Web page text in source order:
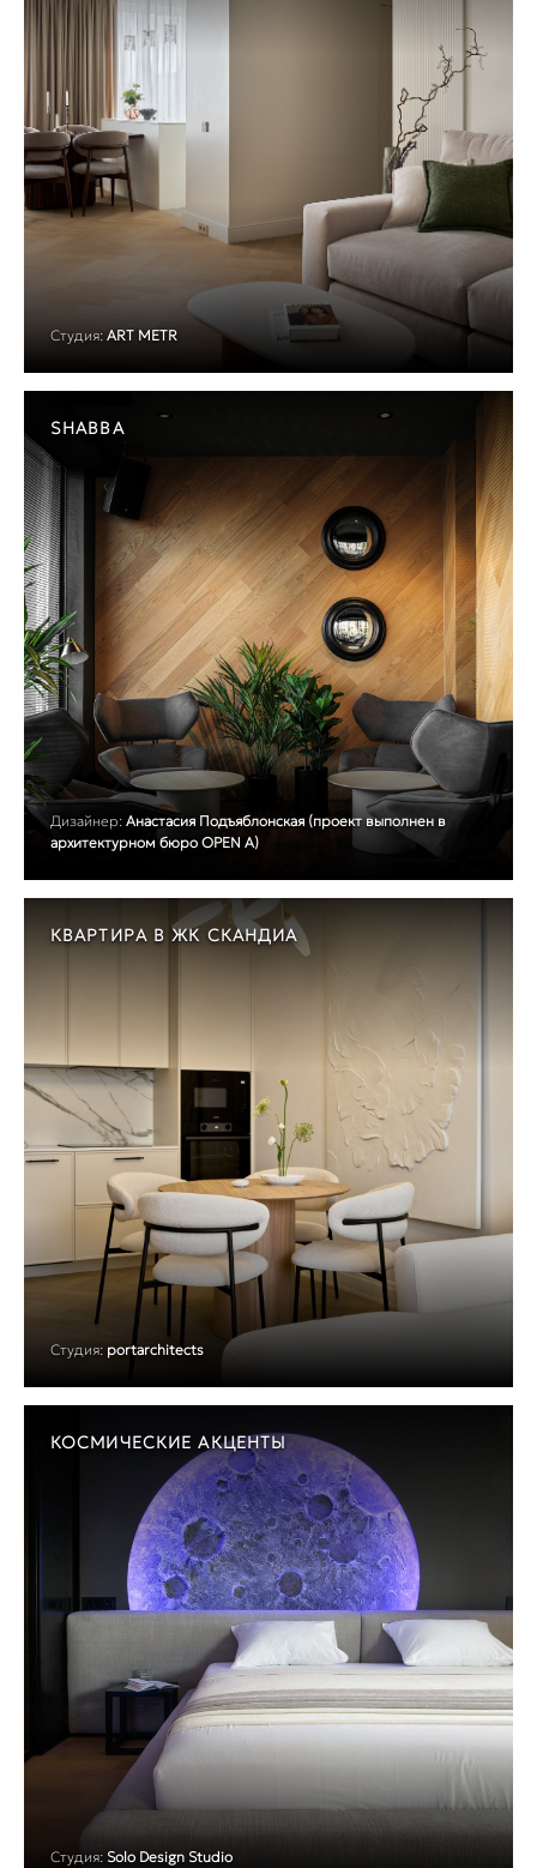
Студия: ART METR
SHABBA
Дизайнер: Анастасия Подъяблонская (проект выполнен в
архитектурном бюро OPEN A)
КВАРТИРА В ЖК СКАНДИА
Студия: portarchitects
КОСМИЧЕСКИЕ АКЦЕНТЫ
Студия: Solo Design Studio